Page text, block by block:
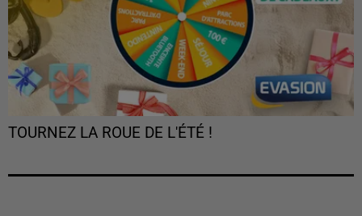
TOURNEZ LA ROUE DE L'ÉTÉ !